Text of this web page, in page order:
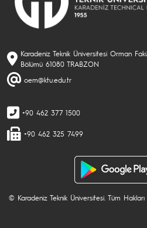
Karadeniz Teknik Üniversitesi Orman
Bölümü 61080 TRABZON
oem@ktu.edu.tr
+90 462 377 1500
+90 462 325 7499
© Karadeniz Teknik Üniversitesi. Tüm Hakları